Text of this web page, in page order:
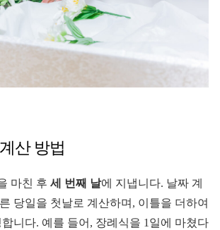
산 방법
마친 후 세 번째 날에 지냅니다. 날짜 계
당일을 첫날로 계산하며, 이틀을 더하여
니다. 예를 들어, 장례식을 1일에 마쳤다